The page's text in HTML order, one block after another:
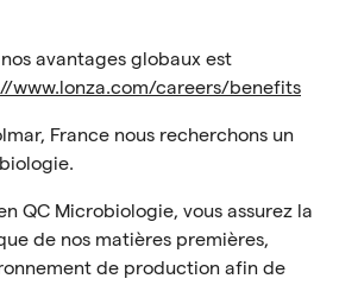
avantages globaux est
www.lonza.com/careers/benefits
France nous recherchons un
QC Microbiologie, vous assurez la
de nos matières premières,
de production afin de